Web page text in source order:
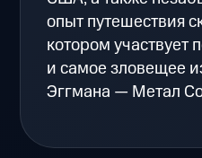
опыт путешествия
котором участвует
и самое зловещее
Эггмана — Метал